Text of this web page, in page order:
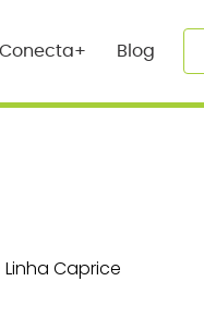
Conecta+ Blog
Linha Caprice